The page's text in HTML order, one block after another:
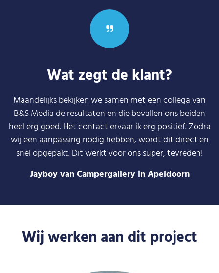
Wat zegt de klant?
Maandelijks bekijken we samen met een collega van
B&S Media de resultaten en die bevallen ons beiden
heel erg goed. Het contact ervaar ik erg positief. Zodra
wij een aanpassing nodig hebben, wordt dit direct en
snel opgepakt. Dit werkt voor ons super, tevreden!
Jayboy van Campergallery in Apeldoorn
Wij werken aan dit project